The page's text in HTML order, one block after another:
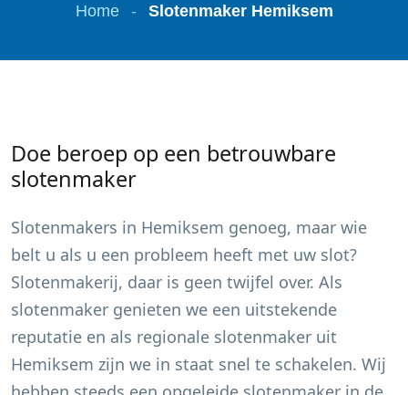
Home - Slotenmaker Hemiksem
Doe beroep op een betrouwbare
slotenmaker
Slotenmakers in Hemiksem genoeg, maar wie
belt u als u een probleem heeft met uw slot?
Slotenmakerij, daar is geen twijfel over. Als
slotenmaker genieten we een uitstekende
reputatie en als regionale slotenmaker uit
Hemiksem zijn we in staat snel te schakelen. Wij